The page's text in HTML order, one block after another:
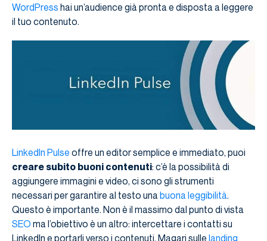
WordPress hai un’audience già pronta e disposta a leggere
il tuo contenuto.
LinkedIn Pulse offre un editor semplice e immediato, puoi
creare subito buoni contenuti: c’è la possibilità di
aggiungere immagini e video, ci sono gli strumenti
necessari per garantire al testo unabuona leggibilità.
Questo è importante. Non è il massimo dal punto di vista
SEO ma l’obiettivo è un altro: intercettare i contatti su
LinkedIn e portarli verso i contenuti. Magari sulle landing